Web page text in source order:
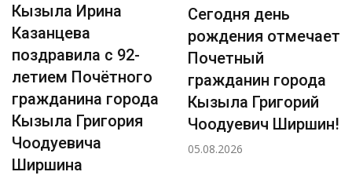
Кызыла Ирина
Казанцева
поздравила с 92-
летием Почётного
гражданина города
Кызыла Григория
Чоодуевича
Ширшина
Сегодня день
рождения отмечает
Почетный
гражданин города
Кызыла Григорий
Чоодуевич Ширшин!
05.08.2026